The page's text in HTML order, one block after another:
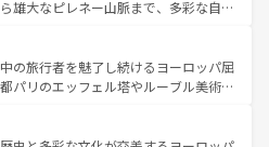
絶品のイタリア料理を堪能することも
アで、忘れられない旅をしてみよう！
ア情報はコンテンツ一覧 を参照してほ
雄大なピレネー山脈まで、多彩な自然
では、情熱的なフラメンコ、熱気あふ
味しいタパスが生活の一部となってい
の洗練された雰囲気や、バルセロナの
なビーチリゾートまで多彩な表情を見
風土や気候が異なるスペインはその個
の旅行者を魅了し続けるヨーロッパ屈
パリのエッフェル塔やルーブル美術館
まっている。華麗な宮殿、歴史的な大